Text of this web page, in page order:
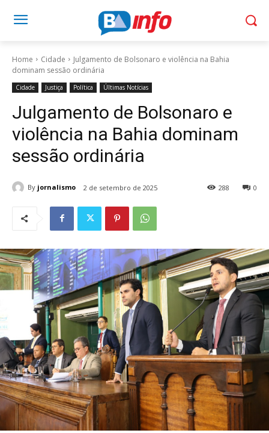
Home Cidade
Julgamento de Bolsonaro e violência na Bahia
dominam sessão ordinária
Cidade Justiça Política Últimas Notícias
Julgamento de Bolsonaro e
violência na Bahia dominam
sessão ordinária
By jornalismo 2 de setembro de 2025 0
288